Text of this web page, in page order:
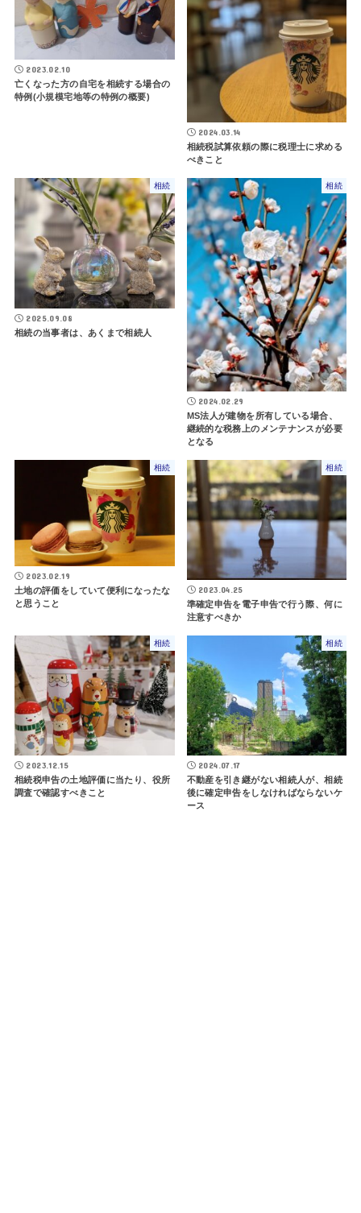
2023.02.10
亡くなった方の自宅を相続する場合の
特例(小規模宅地等の特例の概要)
2024.03.14
相続税試算依頼の際に税理士に求める
べきこと
相続
2025.09.08
相続の当事者は、あくまで相続人
相続
2024.02.29
MS法人が建物を所有している場合、
継続的な税務上のメンテナンスが必要
となる
相続
2023.02.19
土地の評価をしていて便利になったな
と思うこと
相続
2023.04.25
準確定申告を電子申告で行う際、何に
注意すべきか
相続
2023.12.15
相続税申告の土地評価に当たり、役所
調査で確認すべきこと
相続
2024.07.17
不動産を引き継がない相続人が、相続
後に確定申告をしなければならないケ
ース